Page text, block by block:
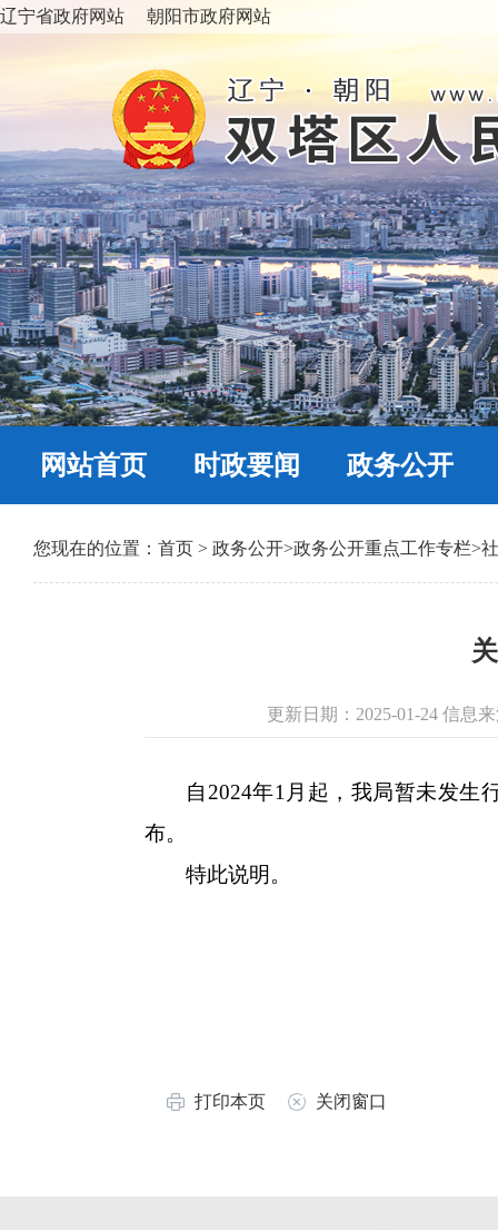
辽宁省政府网站 朝阳市政府网站
网站首页 时政要闻 政务公开
您现在的位置： 首页 > 政务公开>政务公开重点工作专栏>
更新日期：2025-01-24 信息
自 2024年1月起，我局暂未发生
布。
特此说明。
打印本页 关闭窗口